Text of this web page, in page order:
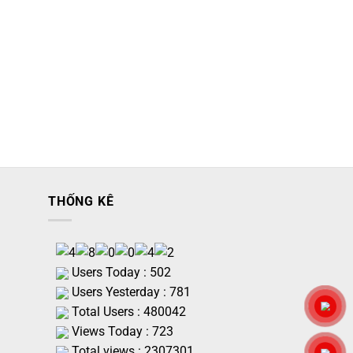
THỐNG KÊ
Users Today : 502
Users Yesterday : 781
Total Users : 480042
Views Today : 723